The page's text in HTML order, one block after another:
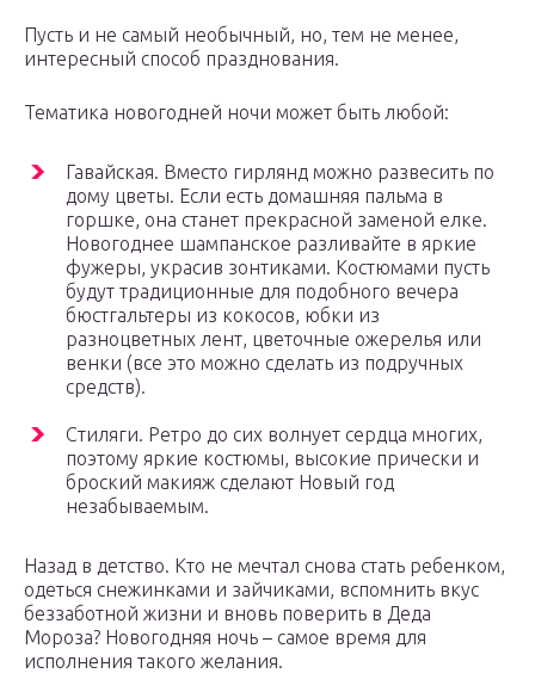
Пусть и не самый необычный, но, тем не менее,
интересный способ празднования.
Тематика новогодней ночи может быть любой:
Гавайская. Вместо гирлянд можно развесить по
дому цветы. Если есть домашняя пальма в
горшке, она станет прекрасной заменой елке.
Новогоднее шампанское разливайте в яркие
фужеры, украсив зонтиками. Костюмами пусть
будут традиционные для подобного вечера
бюстгальтеры из кокосов, юбки из
разноцветных лент, цветочные ожерелья или
венки (все это можно сделать из подручных
средств).
Стиляги. Ретро до сих волнует сердца многих,
поэтому яркие костюмы, высокие прически и
броский макияж сделают Новый год
незабываемым.
Назад в детство. Кто не мечтал снова стать ребенком,
одеться снежинками и зайчиками, вспомнить вкус
беззаботной жизни и вновь поверить в Деда
Мороза? Новогодняя ночь – самое время для
исполнения такого желания.